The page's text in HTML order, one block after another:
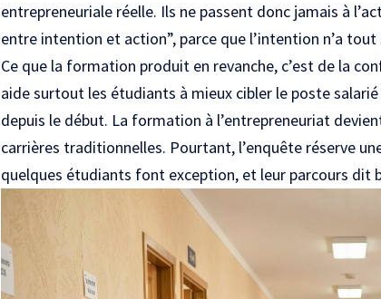
entrepreneuriale réelle. Ils ne passent donc jamais à
entre intention et action”, parce que l’intention n’a
Ce que la formation produit en revanche, c’est de la
aide surtout les étudiants à mieux cibler le poste
depuis le début. La formation à l’entrepreneuriat
carrières traditionnelles. Pourtant, l’enquête réserve
quelques étudiants font exception, et leur parcours dit